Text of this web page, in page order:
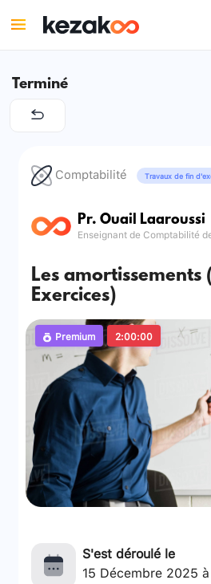
Terminé
Comptabilité Travaux de fin
Pr. Ouail Laaroussi
Enseignant de Comptabilité
Les amortissements
Exercices)
Premium 2:00:00
S'est déroulé le
15 Décembre 2025